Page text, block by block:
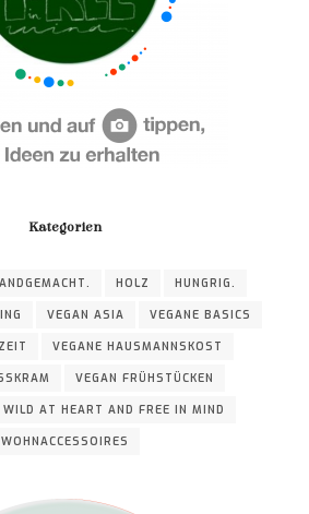
Kategorien
HOLZ HUNGRIG.
VEGAN ASIA VEGANE BASICS
VEGANE HAUSMANNSKOST
VEGAN FRÜHSTÜCKEN
WILD AT HEART AND FREE IN MIND
WOHNACCESSOIRES